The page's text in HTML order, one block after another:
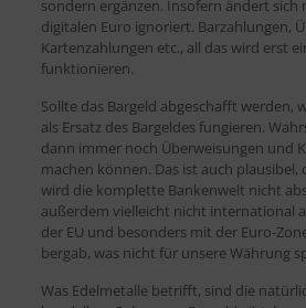
sondern ergänzen. Insofern ändert sich
digitalen Euro ignoriert. Barzahlungen,
Kartenzahlungen etc., all das wird erst
funktionieren.
Sollte das Bargeld abgeschafft werden,
als Ersatz des Bargeldes fungieren.
dann immer noch Überweisungen und
machen können. Das ist auch plausibel,
wird die komplette Bankenwelt nicht
außerdem vielleicht nicht international
der EU und besonders mit der Euro-
bergab, was nicht für unsere Währung
Was Edelmetalle betrifft, sind die